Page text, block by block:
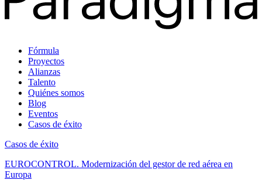
Fórmula
Proyectos
Alianzas
Talento
Quiénes somos
Blog
Eventos
Casos de éxito
Casos de éxito
EUROCONTROL. Modernización del gestor de red aérea en
Europa